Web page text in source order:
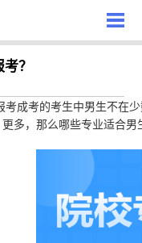
？
考成考的考生中男生不在
多，那么哪些专业适合男